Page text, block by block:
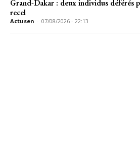
Grand-Dakar : deux individus déférés
recel
Actusen - 07/08/2026 - 22:13